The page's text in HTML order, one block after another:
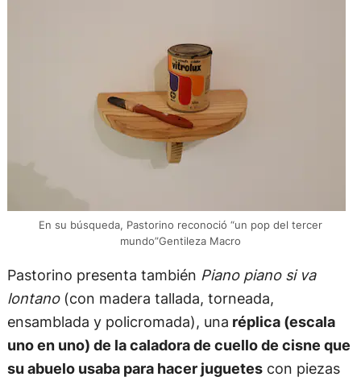
En su búsqueda, Pastorino reconoció “un pop del tercer
mundo”Gentileza Macro
Pastorino presenta también Piano piano si va
lontano(con madera tallada, torneada,
ensamblada y policromada), una réplica (escala
uno en uno) de la caladora de cuello de cisne que
su abuelo usaba para hacer juguetescon piezas